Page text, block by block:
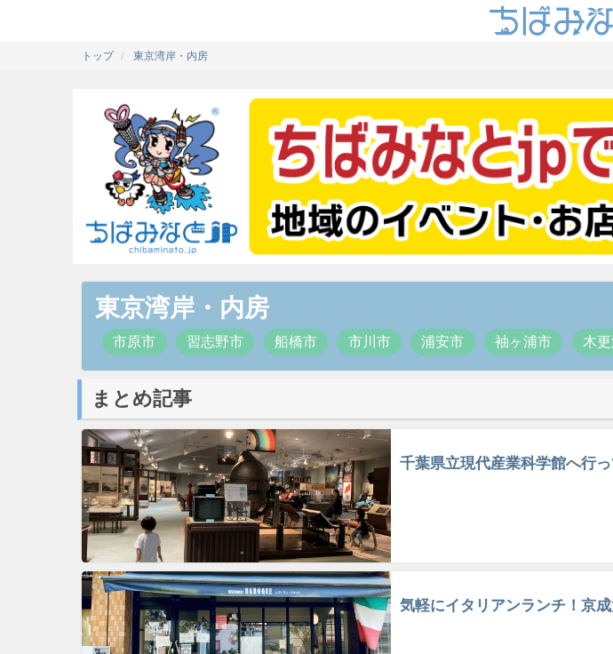
トップ 東京湾岸・内房
東京湾岸・内房
市原市 習志野市 船橋市 市川市 浦安市 袖ヶ浦市 木
まとめ記事
千葉県立現代産業科学館へ行
気軽にイタリアンランチ！京